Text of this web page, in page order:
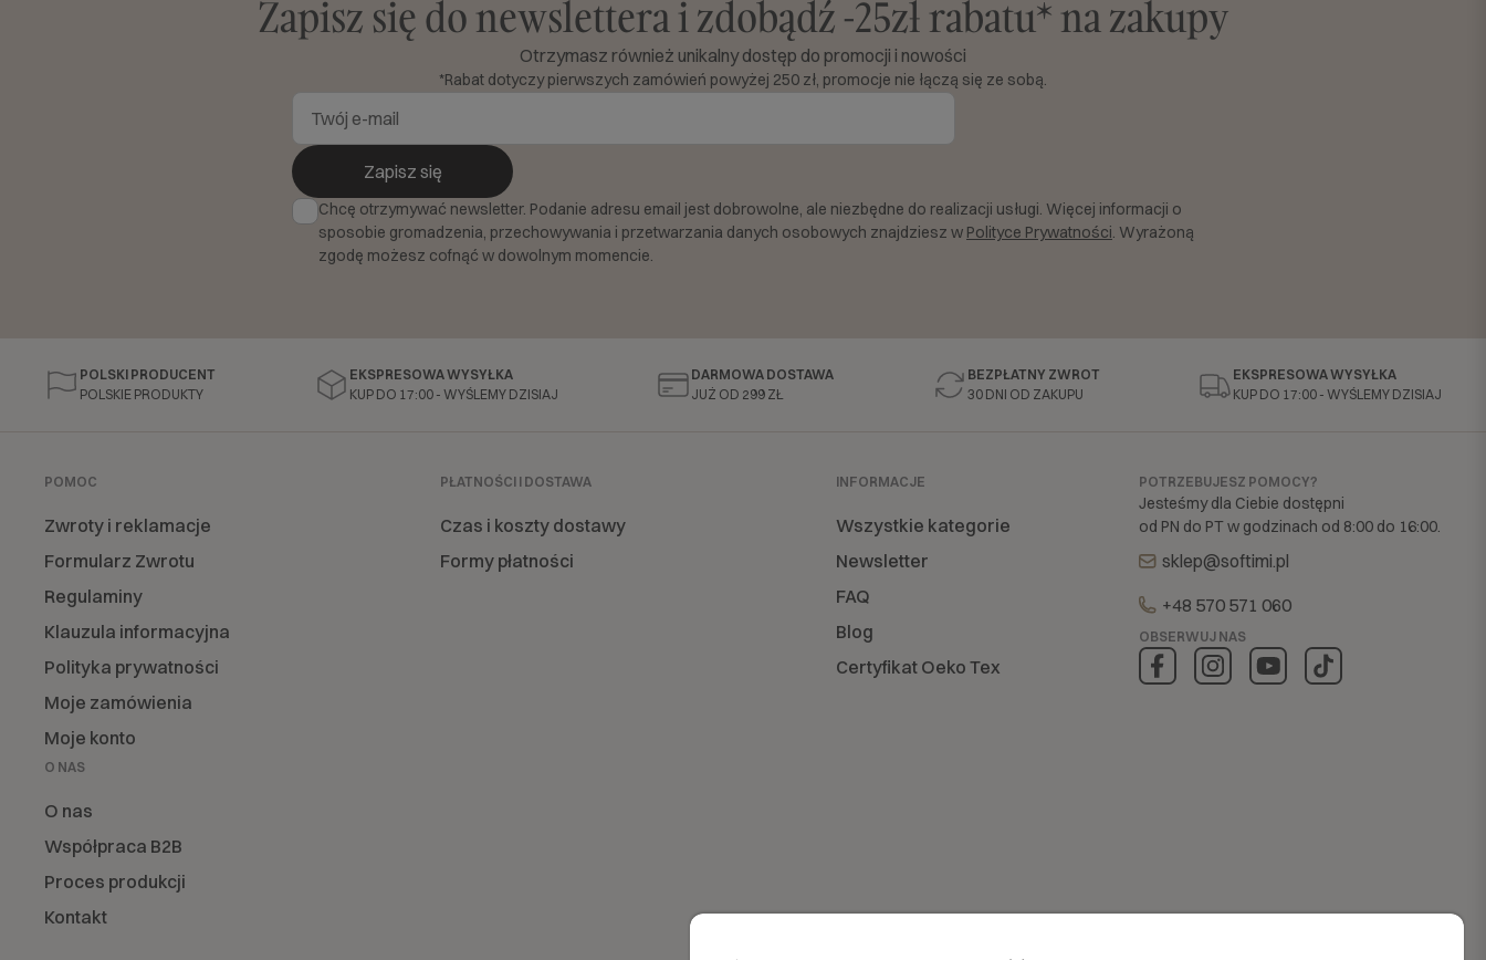
Zapisz się do newslettera i zdobądź -25zł rabatu* na zakupy
Otrzymasz również unikalny dostęp do promocji i nowości
*Rabat dotyczy pierwszych zamówień powyżej 250 zł, promocje nie łączą się ze sobą.
Zapisz się
Chcę otrzymywać newsletter. Podanie adresu email jest dobrowolne, ale niezbędne do realizacji usługi. Więcej informacji o
sposobie gromadzenia, przechowywania i przetwarzania danych osobowych znajdziesz w Polityce Prywatności. Wyrażoną
zgodę możesz cofnąć w dowolnym momencie.
POLSKI PRODUCENT
POLSKIE PRODUKTY
EKSPRESOWA WYSYŁKA
KUP DO 17:00 - WYŚLEMY DZISIAJ
DARMOWA DOSTAWA
JUŻ OD 299 ZŁ
BEZPŁATNY ZWROT
30 DNI OD ZAKUPU
EKSPRESOWA WYSYŁKA
KUP DO 17:00 - WYŚLEMY DZISIAJ
POMOC
Zwroty i reklamacje
Formularz Zwrotu
Regulaminy
Klauzula informacyjna
Polityka prywatności
Moje zamówienia
Moje konto
PŁATNOŚCI I DOSTAWA
Czas i koszty dostawy
Formy płatności
INFORMACJE
Wszystkie kategorie
Newsletter
FAQ
Blog
Certyfikat Oeko Tex
O NAS
O nas
Współpraca B2B
Proces produkcji
Kontakt
POTRZEBUJESZ POMOCY?
Jesteśmy dla Ciebie dostępni
od PN do PT w godzinach od 8:00 do 16:00.
sklep@softimi.pl
+48 570 571 060
OBSERWUJ NAS